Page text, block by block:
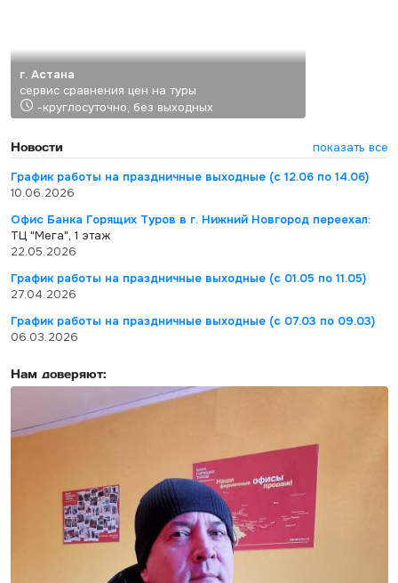
г. Астана
сервис сравнения цен на туры
-круглосуточно, без выходных
Новости
показать все
График работы на праздничные выходные (с 12.06 по 14.06)
10.06.2026
Офис Банка Горящих Туров в г. Нижний Новгород переехал:
ТЦ "Мега", 1 этаж
22.05.2026
График работы на праздничные выходные (с 01.05 по 11.05)
27.04.2026
График работы на праздничные выходные (с 07.03 по 09.03)
06.03.2026
Нам доверяют: